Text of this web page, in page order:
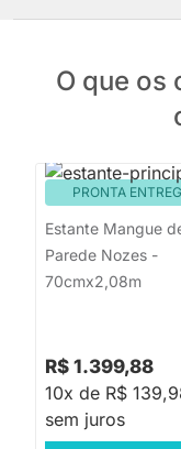
O que os
PRONTA
Estante Mangue
Parede Nozes -
70cmx2,08m
R$ 1.399,88
10x de R$
sem juros